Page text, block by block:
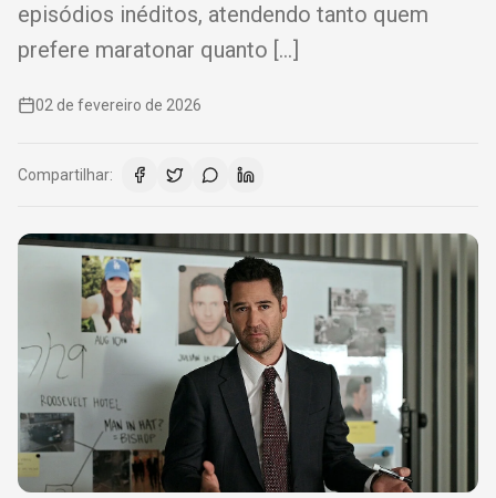
episódios inéditos, atendendo tanto quem
prefere maratonar quanto […]
02 de fevereiro de 2026
Compartilhar: